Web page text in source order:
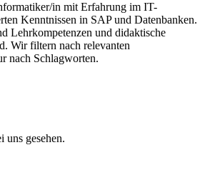
in mit Erfahrung im IT-
Kenntnissen in SAP und Datenbanken.
Lehrkompetenzen und didaktische
Wir filtern nach relevanten
nach Schlagworten.
uns gesehen.